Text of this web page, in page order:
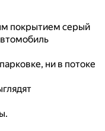
покрытием серый
ни в потоке